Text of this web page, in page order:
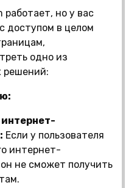
но у вас
доступом в целом
одно из
решений:
Если у пользователя
интернет-
не сможет получить